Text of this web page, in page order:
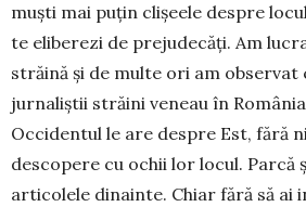
muști mai puțin clișeele despre
te eliberezi de prejudecăți. Am
străină și de multe ori am
jurnaliștii străini veneau în
Occidentul le are despre Est, fără
descopere cu ochii lor locul. Parcă
articolele dinainte. Chiar fără să ai